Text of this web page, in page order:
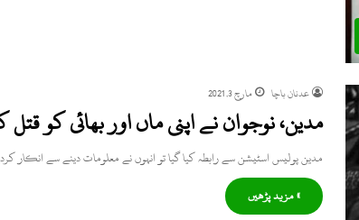
عدنان باچا مارچ 3, 2021
مدین، نوجوان نے اپنی ماں اور بھائی کو
مدین پولیس اسٹیشن سے رابطہ کیا گیا تو انہوں نے معلومات دینے سے انکار
» مزید پڑھیں